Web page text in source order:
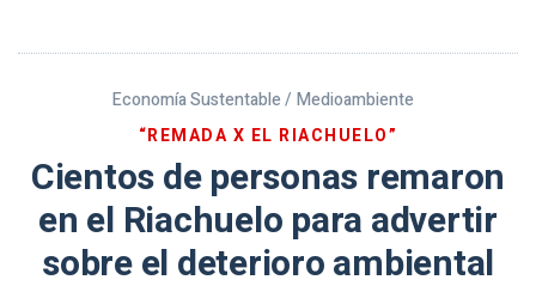
Economía Sustentable / Medioambiente
“REMADA X EL RIACHUELO”
Cientos de personas remaron
en el Riachuelo para advertir
sobre el deterioro ambiental